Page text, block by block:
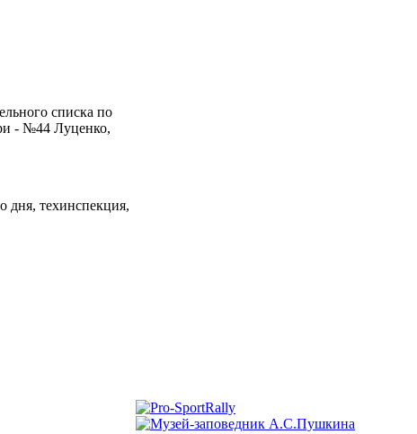
списка по
- №44 Луценко,
дня, техинспекция,